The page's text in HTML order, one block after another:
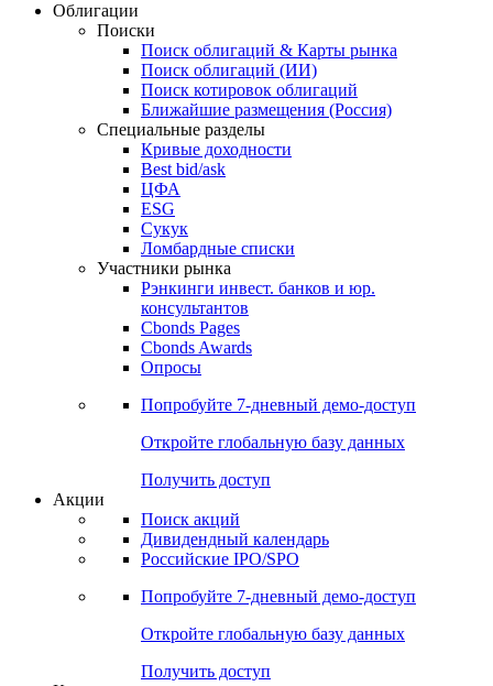
Облигации
Поиски
Поиск облигаций & Карты рынка
Поиск облигаций (ИИ)
Поиск котировок облигаций
Ближайшие размещения (Россия)
Специальные разделы
Кривые доходности
Best bid/ask
ЦФА
ESG
Сукук
Ломбардные списки
Участники рынка
Рэнкинги инвест. банков и юр.
консультантов
Cbonds Pages
Cbonds Awards
Опросы
Попробуйте 7-дневный демо-доступ
Откройте глобальную базу данных
Получить доступ
Акции
Поиск акций
Дивидендный календарь
Российские IPO/SPO
Попробуйте 7-дневный демо-доступ
Откройте глобальную базу данных
Получить доступ